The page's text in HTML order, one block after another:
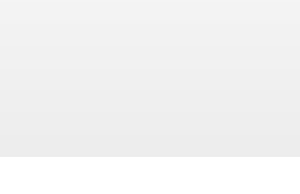
les
anecdotes,